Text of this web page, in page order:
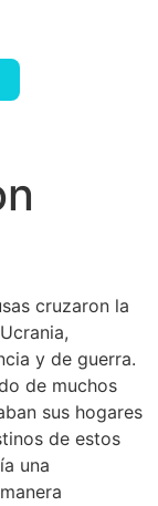
cruzaron la
y de guerra.
de muchos
sus hogares
de estos
una